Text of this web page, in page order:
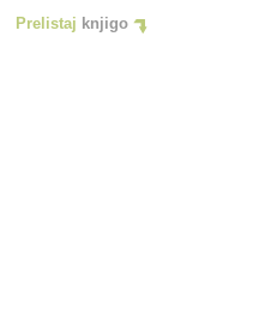
Prelistaj knjigo